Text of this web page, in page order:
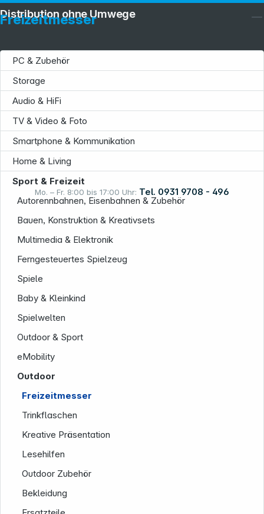
Mo. – Fr. 8:00 bis 17:00 Uhr: Tel. 0931 9708 - 496
Freizeitmesser
PC & Zubehör
Storage
Audio & HiFi
TV & Video & Foto
Smartphone & Kommunikation
Home & Living
Sport & Freizeit
Autorennbahnen, Eisenbahnen & Zubehör
Bauen, Konstruktion & Kreativsets
Multimedia & Elektronik
Ferngesteuertes Spielzeug
Spiele
Baby & Kleinkind
Spielwelten
Outdoor & Sport
eMobility
Outdoor
Freizeitmesser
Trinkflaschen
Kreative Präsentation
Lesehilfen
Outdoor Zubehör
Bekleidung
Distribution ohne Umwege
Service
Informationen
Rechtliches